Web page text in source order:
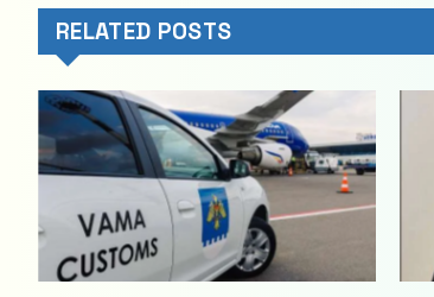
RELATED POSTS